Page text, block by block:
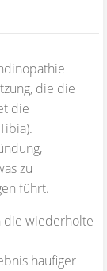
die die
die
zu
führt.
die wiederholte
häufiger